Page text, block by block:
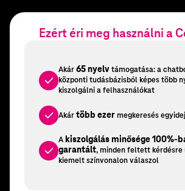
Ezért éri meg használni a
Akár 65 nyelv támogatása: a
központi tudásbázisból képes több
kiszolgálni a felhasználókat
Akár több ezer megkeresés
A kiszolgálás minősége 100%-
garantált, minden feltett kérdésre
kiemelt színvonalon válaszol